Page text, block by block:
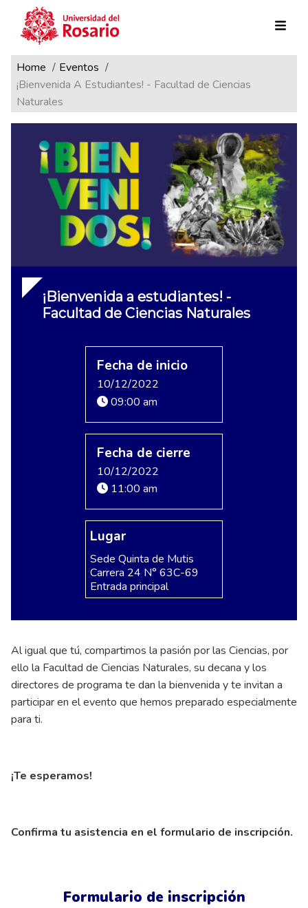
Pasar al contenido principal
Formulario de inscripción
Ruta de navegación
Home
Eventos
¡Bienvenida A Estudiantes! - Facultad de Ciencias
Naturales
¡Bienvenida a estudiantes! -
Facultad de Ciencias Naturales
Fecha de inicio
10/12/2022
09:00 am
Fecha de cierre
10/12/2022
11:00 am
Lugar
Sede Quinta de Mutis
Carrera 24 N° 63C-69
Entrada principal
Al igual que tú, compartimos la pasión por las Ciencias, por
ello la Facultad de Ciencias Naturales, su decana y los
directores de programa te dan la bienvenida y te invitan a
participar en el evento que hemos preparado especialmente
para ti.
¡Te esperamos!
Confirma tu asistencia en el formulario de inscripción.